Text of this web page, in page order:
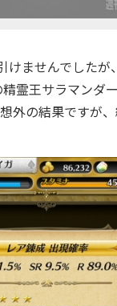
けませんでしたが
霊王サラマンダ
外の結果ですが